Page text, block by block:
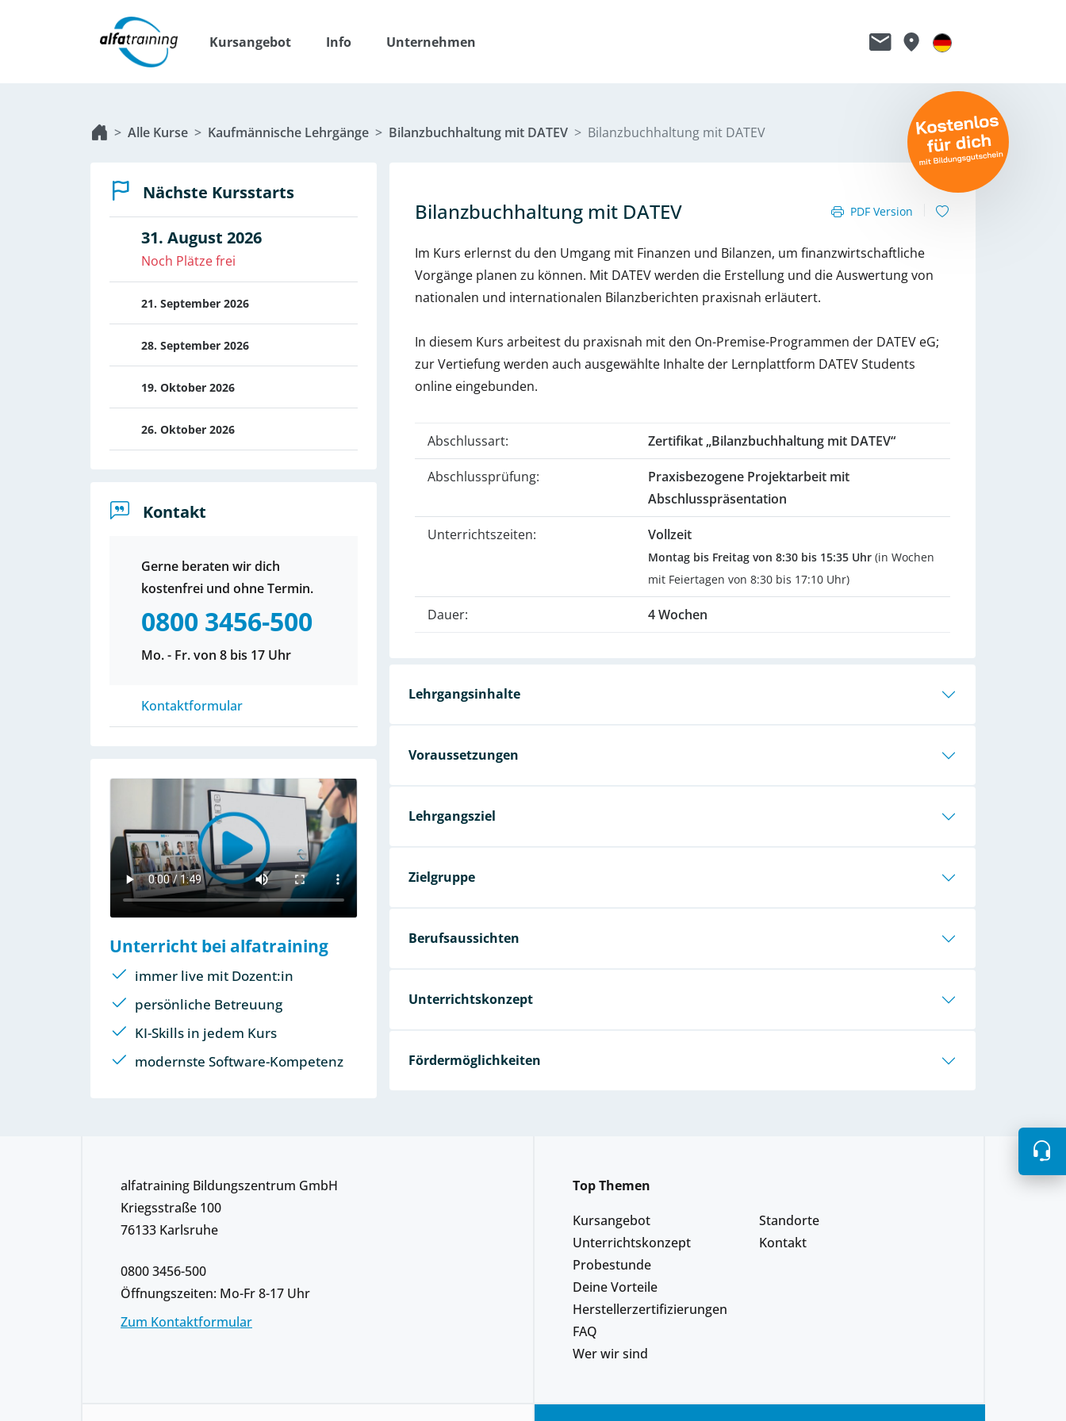
Kursangebot Info Unternehmen
Alle Kurse Kaufmännische Lehrgänge Bilanzbuchhaltung mit DATEV Bilanzbuchhaltung mit DATEV
Nächste Kursstarts
31. August 2026
Noch Plätze frei
21. September 2026
28. September 2026
19. Oktober 2026
26. Oktober 2026
Kontakt
Gerne beraten wir dich
kostenfrei und ohne Termin.
0800 3456-500
Mo. - Fr. von 8 bis 17 Uhr
Kontaktformular
Unterricht bei alfatraining
immer live mit Dozent:in
persönliche Betreuung
KI-Skills in jedem Kurs
modernste Software-Kompetenz
Bilanzbuchhaltung mit DATEV PDF Version
Im Kurs erlernst du den Umgang mit Finanzen und Bilanzen, um finanzwirtschaftliche
Vorgänge planen zu können. Mit DATEV werden die Erstellung und die Auswertung von
nationalen und internationalen Bilanzberichten praxisnah erläutert.
In diesem Kurs arbeitest du praxisnah mit den On-Premise-Programmen der DATEV eG;
zur Vertiefung werden auch ausgewählte Inhalte der Lernplattform DATEV Students
online eingebunden.
Abschlussart: Zertifikat „Bilanzbuchhaltung mit DATEV“
Abschlussprüfung:
Praxisbezogene Projektarbeit mit
Abschlusspräsentation
Unterrichtszeiten: Vollzeit
Montag bis Freitag von 8:30 bis 15:35 Uhr(in Wochen
mit Feiertagen von 8:30 bis 17:10 Uhr)
Dauer: 4 Wochen
Lehrgangsinhalte
Voraussetzungen
Lehrgangsziel
Zielgruppe
Berufsaussichten
Unterrichtskonzept
Fördermöglichkeiten
alfatraining Bildungszentrum GmbH
Kriegsstraße 100
76133 Karlsruhe
0800 3456-500
Öffnungszeiten: Mo-Fr 8-17 Uhr
Zum Kontaktformular
Top Themen
Kursangebot
Unterrichtskonzept
Probestunde
Deine Vorteile
Herstellerzertifizierungen
FAQ
Wer wir sind
Standorte
Kontakt